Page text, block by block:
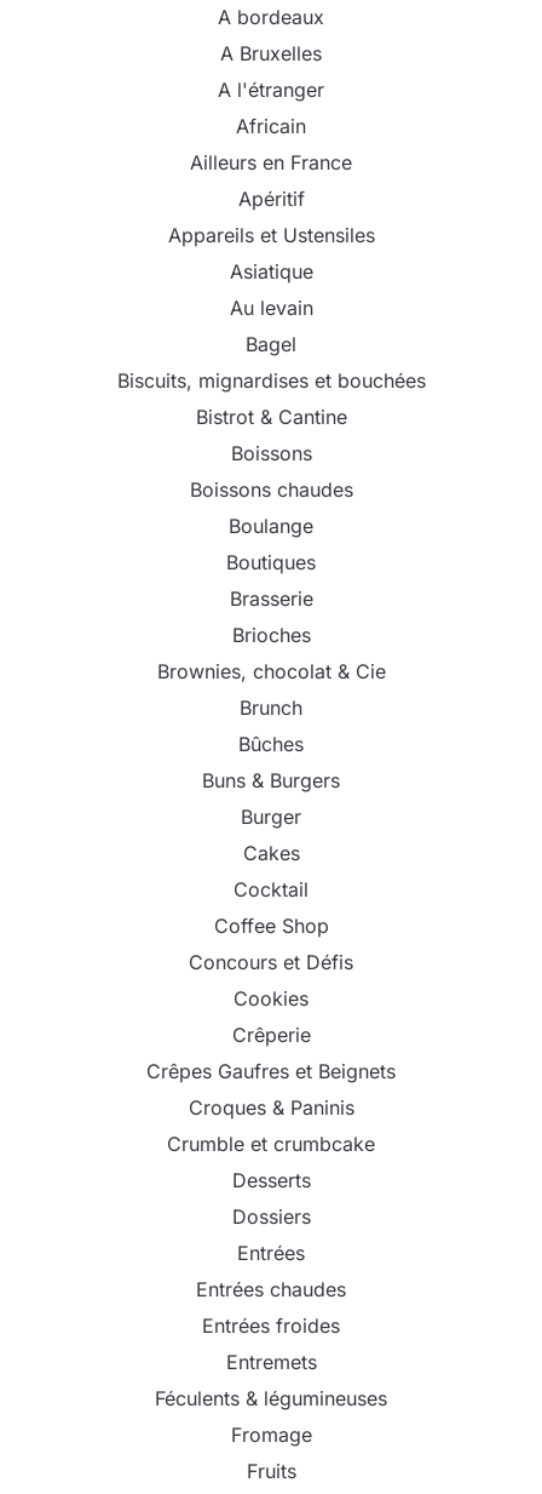
A bordeaux
A Bruxelles
A l'étranger
Africain
Ailleurs en France
Apéritif
Appareils et Ustensiles
Asiatique
Au levain
Bagel
Biscuits, mignardises et bouchées
Bistrot & Cantine
Boissons
Boissons chaudes
Boulange
Boutiques
Brasserie
Brioches
Brownies, chocolat & Cie
Brunch
Bûches
Buns & Burgers
Burger
Cakes
Cocktail
Coffee Shop
Concours et Défis
Cookies
Crêperie
Crêpes Gaufres et Beignets
Croques & Paninis
Crumble et crumbcake
Desserts
Dossiers
Entrées
Entrées chaudes
Entrées froides
Entremets
Féculents & légumineuses
Fromage
Fruits